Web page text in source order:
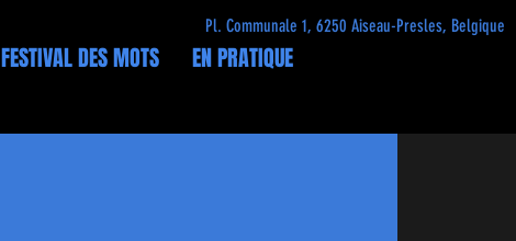
FESTIVAL DES MOTS EN PRATIQUE
Pl. Communale 1, 6250 Aiseau-Presles, Belgique